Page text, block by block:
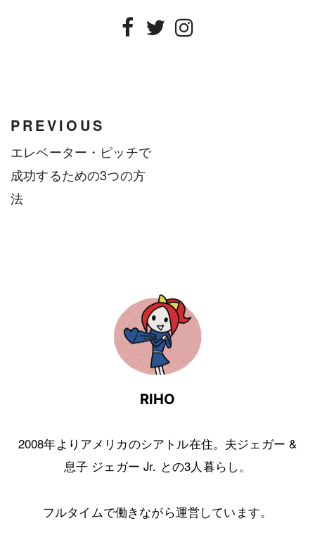
Facebook
TwitterInstagram
PREVIOUS
エレベーター・ピッチで
成功するための3つの方
法
RIHO
2008年よりアメリカのシアトル在住。夫ジェガー &
息子 ジェガー Jr. との3人暮らし。
フルタイムで働きながら運営しています。